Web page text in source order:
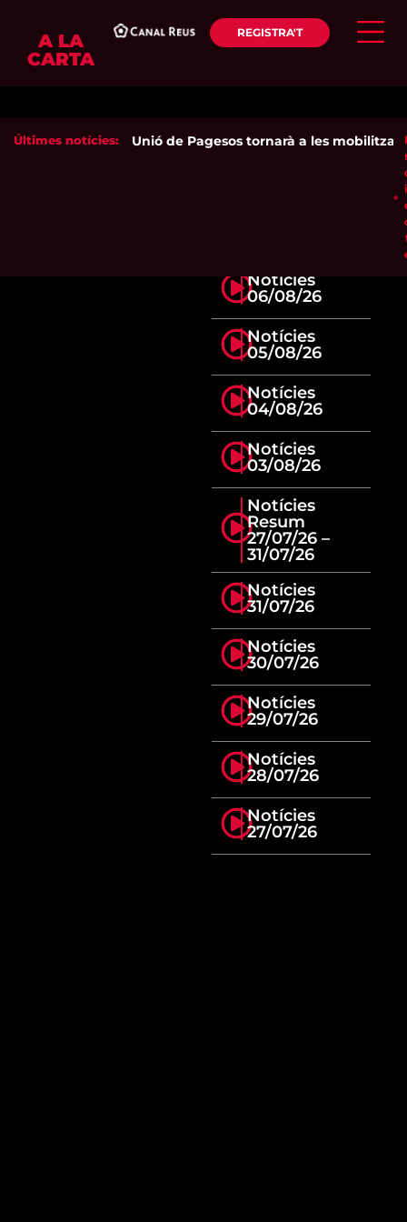
A LA
CARTA
REGISTRA'T
Últimes notícies: Unió de Pagesos tornarà a les
Notícies
06/08/26
Notícies
05/08/26
Notícies
04/08/26
Notícies
03/08/26
Notícies
Resum
27/07/26 –
31/07/26
Notícies
31/07/26
Notícies
30/07/26
Notícies
29/07/26
Notícies
28/07/26
Notícies
27/07/26